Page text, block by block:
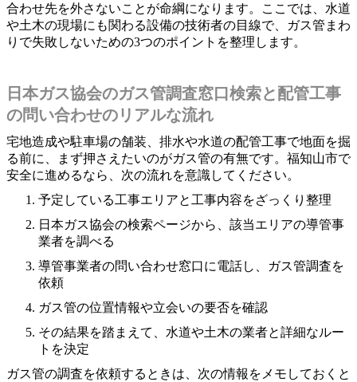
合わせ先を外さないことが命綱になります。ここでは、水道
や土木の現場にも関わる設備の技術者の目線で、ガス管まわ
りで失敗しないための3つのポイントを整理します。
日本ガス協会のガス管調査窓口検索と配管工事
の問い合わせのリアルな流れ
宅地造成や駐車場の舗装、排水や水道の配管工事で地面を掘
る前に、まず押さえたいのがガス管の有無です。福知山市で
安全に進めるなら、次の流れを意識してください。
予定している工事エリアと工事内容をざっくり整理
日本ガス協会の検索ページから、該当エリアの導管事
業者を調べる
導管事業者の問い合わせ窓口に電話し、ガス管調査を
依頼
ガス管の位置情報や立会いの要否を確認
その結果を踏まえて、水道や土木の業者と詳細なルー
トを決定
ガス管の調査を依頼するときは、次の情報をメモしておくと